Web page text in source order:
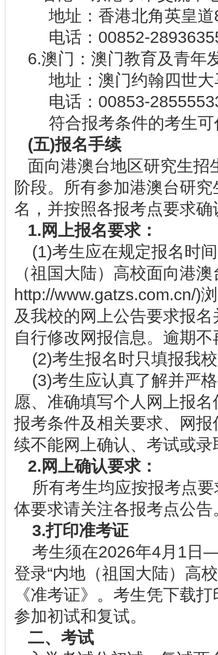
地址：香港北角英皇道
电话：00852-
6.澳门：澳门教育及青
地址：澳门约翰四世大
电话：00853-
符合报考条件的考生可
(五)报名手续
面向港澳台地区研究生招
阶段。所有参加港澳台研
名，并按照各报考点要求
1. 网上报名要求：
(1)考生应在规定报名时
（祖国大陆）高校面向港
http://www.gatzs.com.cn/)
及我校的网上公告要求报
自行修改网报信息。逾期
(2)考生报名时只填报我
(3)考生应认真了解并严
愿、准确填写个人网上报
报考条件及相关要求、网
续不能网上确认、考试或
2. 网上确认要求：
所有考生均应按报考点
体要求请关注各报考点公告
3.打印准考证
考生须在2026年4月1日
登录“内地（祖国大陆）高
《准考证》。考生凭下载
参加初试和复试。
二、考试